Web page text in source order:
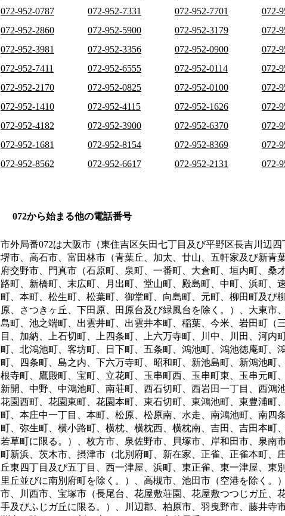
072-952-0787
072-952-7331 072-952-7701 072-
072-952-2860
072-952-5900 072-952-3179 072-
072-952-3981
072-952-3356 072-952-0900 072-
072-952-7411
072-952-6555 072-952-0114 072-
072-952-2170
072-952-0825 072-952-0100 072-
072-952-1410
072-952-4115 072-952-1626 072-
072-952-4182
072-952-3900 072-952-6370 072-
072-952-1681
072-952-8154 072-952-8369 072-
072-952-8562
072-952-6617 072-952-2131 072-
072から始まる他の電話番号
市外局番072は大阪市（東住吉区矢田七丁目及び平野区長吉川辺四
堺市、高石市、富田林市（青葉丘、加太、廿山、五軒家及び新青
府交野市、門真市（石原町、泉町、一番町、大倉町、垣内町、桑
路町、新橋町、末広町、月出町、堂山町、殿島町、中町、浜町、
町、本町、松生町、松葉町、御堂町、向島町、元町、柳田町及び
原、さつきヶ丘、下田原、田原台及び緑風台を除く。）、大東市
島町、池之端町、出雲井町、出雲井本町、稲葉、今米、岩田町（
目、加納、上石切町、上四条町、上六万寺町、川中、川田、河内
町、北鴻池町、客坊町、日下町、五条町、鴻池町、鴻池徳庵町、
町、四条町、島之内、下六万寺町、昭和町、新池島町、新鴻池町
根寺町、鷹殿町、宝町、立花町、玉串町西、玉串町東、玉串元町
新開、中野、中鴻池町、南荘町、西石切町、西岩田一丁目、西鴻
花園西町、花園東町、花園本町、東石切町、東鴻池町、東豊浦町
町、本庄中一丁目、本町、松原、松原南、水走、南鴻池町、南四
町、弥生町、横小路町、横枕、横枕西、横枕南、吉田、吉田本町
若草町に限る。）、枚方市、泉佐野市、貝塚市、岸和田市、泉南
町新浜、茨木市、摂津市（北別府町、新在家、正雀、正雀本町、
丘東四丁目及び五丁目、西一津屋、浜町、東正雀、東一津屋、東
里丘並びに南別府町を除く。）、高槻市、池田市（空港を除く。
市、川西市、宝塚市（長尾台、花屋敷荘園、花屋敷つつじガ丘、
手及びふじガ丘に限る。）、川辺郡、柏原市、羽曳野市、藤井寺